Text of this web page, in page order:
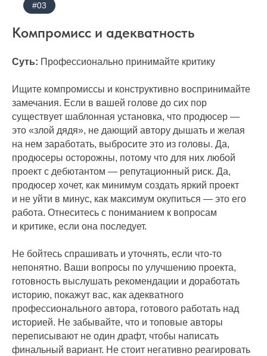
#03
Компромисс и адекватность
Суть: Профессионально принимайте критику
Ищите компромиссы и конструктивно воспринимайте
замечания. Если в вашей голове до сих пор
существует шаблонная установка, что продюсер —
это «злой дядя», не дающий автору дышать и желая
на нем заработать, выбросите это из головы. Да,
продюсеры осторожны, потому что для них любой
проект с дебютантом — репутационный риск. Да,
продюсер хочет, как минимум создать яркий проект
и не уйти в минус, как максимум окупиться — это его
работа. Отнеситесь с пониманием к вопросам
и критике, если она последует.
Не бойтесь спрашивать и уточнять, если что-то
непонятно. Ваши вопросы по улучшению проекта,
готовность выслушать рекомендации и доработать
историю, покажут вас, как адекватного
профессионального автора, готового работать над
историей. Не забывайте, что и топовые авторы
переписывают не один драфт, чтобы написать
финальный вариант. Не стоит негативно реагировать